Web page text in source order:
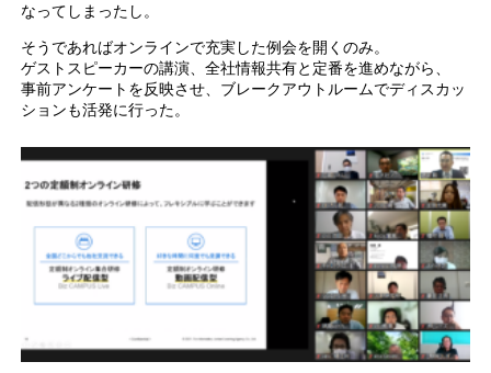
なってしまったし。
そうであればオンラインで充実した例会を開くのみ。
ゲストスピーカーの講演、全社情報共有と定番を進めながら、
事前アンケートを反映させ、ブレークアウトルームでディスカッ
ションも活発に行った。